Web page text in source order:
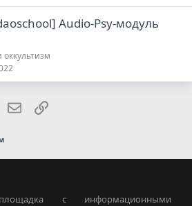
Audio-Psy-модуль
оккультизм
LinkedInЭлектронная почта
Ссылка
площадка с информационными